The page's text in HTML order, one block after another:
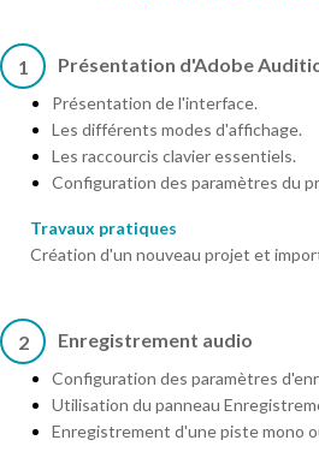
1 Présentation d'Adobe
Présentation de l'interface.
Les différents modes d'affichage.
Les raccourcis clavier essentiels.
Configuration des paramètres du
Travaux pratiques
Création d'un nouveau projet et
2 Enregistrement audio
Configuration des paramètres
Utilisation du panneau
Enregistrement d'une piste mono